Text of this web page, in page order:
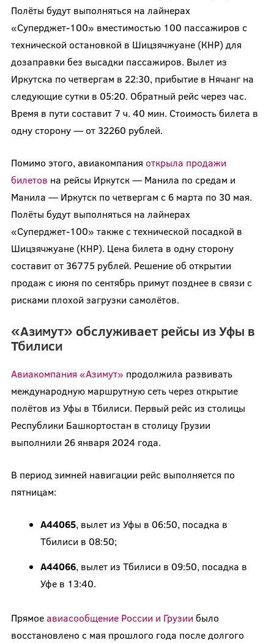
Полёты будут выполняться на лайнерах
«Суперджет-100» вместимостью 100 пассажиров с
технической остановкой в Шицзячжуане (КНР) для
дозаправки без высадки пассажиров. Вылет из
Иркутска по четвергам в 22:30, прибытие в Нячанг на
следующие сутки в 05:20. Обратный рейс через час.
Время в пути составит 7 ч. 40 мин. Стоимость билета в
одну сторону — от 32260 рублей.
Помимо этого, авиакомпания открыла продажи
билетов на рейсы Иркутск — Манила по средам и
Манила — Иркутск по четвергам с 6 марта по 30 мая.
Полёты будут выполняться на лайнерах
«Суперджет-100» также с технической посадкой в
Шицзячжуане (КНР). Цена билета в одну сторону
составит от 36775 рублей. Решение об открытии
продаж с июня по сентябрь примут позднее в связи с
рисками плохой загрузки самолётов.
«Азимут» обслуживает рейсы из Уфы в
Тбилиси
Авиакомпания «Азимут» продолжила развивать
международную маршрутную сеть через открытие
полётов из Уфы в Тбилиси. Первый рейс из столицы
Республики Башкортостан в столицу Грузии
выполнили 26 января 2024 года.
В период зимней навигации рейс выполняется по
пятницам:
А44065, вылет из Уфы в 06:50, посадка в
Тбилиси в 08:50;
А44066, вылет из Тбилиси в 09:50, посадка в
Уфе в 13:40.
Прямоеавиасообщение России и Грузии было
восстановлено с мая прошлого года после долгого